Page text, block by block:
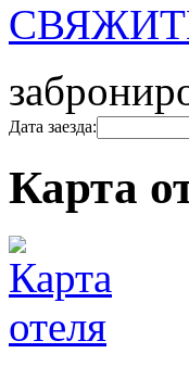
Дата заезда:
Карта